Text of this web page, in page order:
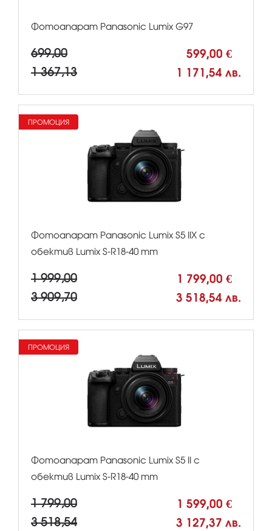
Фотоапарат Panasonic Lumix G97
699,00 599,00 €
1 367,13 1 171,54 лв.
Фотоапарат Panasonic Lumix S5 IIX с
обектив Lumix S-R18-40 mm
1 999,00 1 799,00 €
3 909,70 3 518,54 лв.
ПРОМОЦИЯ
Фотоапарат Panasonic Lumix S5 II с
обектив Lumix S-R18-40 mm
1 799,00 1 599,00 €
3 518,54 3 127,37 лв.
ПРОМОЦИЯ